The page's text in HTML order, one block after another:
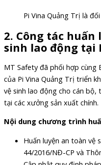
Pi Vina Quảng Trị là
2. Công tác
sinh lao động tại
MT Safety đã phối hợp cùng
của Pi Vina Quảng Trị triển
vệ sinh lao động cho cán
tại các xưởng sản xuất chính.
Nội dung chương trình
Huấn luyện an toàn vệ
44/2016/NĐ-CP và